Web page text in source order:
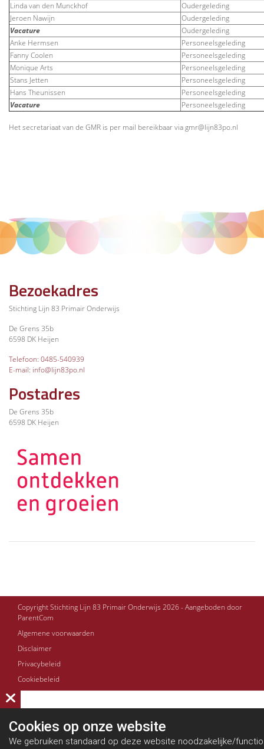
Linda van den Munckhof
Oudergeleding
Jeroen Nawijn
Oudergeleding
Vacature
Oudergeleding
Anke Hermsen
Personeelsgeleding
Fanny Coolen
Personeelsgeleding
Monique Arts
Personeelsgeleding
Stans Jetten
Personeelsgeleding
Hans Theunissen
Personeelsgeleding
Vacature
Personeelsgeleding
Het secretariaat van de GMR is per mail bereikbaar viagmr@lijn83po.nl
Bezoekadres
Stichting Lijn 83 Primair Onderwijs
De Grens 35b
6598 DK Heijen
Telefoon: 0485-540939
E-mail: info@lijn83po.nl
Postadres
De Grens 35b
6598 DK Heijen
Copyright Stichting Lijn 83 Primair Onderwijs 2026 - Aangeboden door
ParentCom
Algemene voorwaarden
Disclaimer
Privacybeleid
Cookiebeleid
Cookies op onze website
We gebruiken standaard op deze website noodzakelijke/